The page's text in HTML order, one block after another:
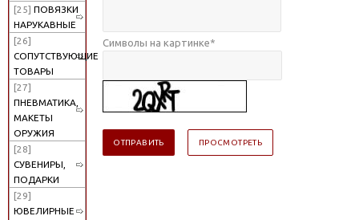
[25] ПОВЯЗКИ
НАРУКАВНЫЕ
[26]
СОПУТСТВУЮЩИЕ
ТОВАРЫ
[27]
ПНЕВМАТИКА,
МАКЕТЫ
ОРУЖИЯ
[28]
СУВЕНИРЫ,
ПОДАРКИ
[29]
ЮВЕЛИРНЫЕ
Символы на картинке*